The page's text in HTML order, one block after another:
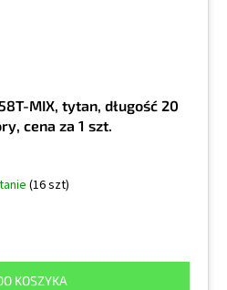
MIX, tytan, długość 20
cena za 1 szt.
(16 szt)
KOSZYKA